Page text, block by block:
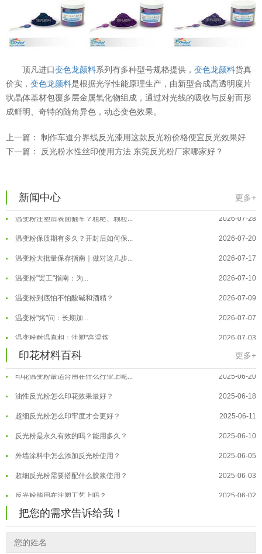
顶凡进口变色龙颜料系列有多种型号规格提供， 变色龙颜料货真
价实， 变色龙颜料是根据光学性能原理生产，由新型合成高透明度片
状晶体基材包覆多层金属氧化物组成，通过对光线的吸收与反射而形
成鲜明、奇特的随角异色，动态变色效果。
上一篇： 制作车道分界线反光漆用这款反光粉价格便宜反光效果好
下一篇：
反光粉水性丝印使用方法 东莞反光粉厂家哪家好？
新闻中心 更多+
温变粉适合做热变还是冷变？ 2026-08-04
温变粉保质期有多久？开封后如何保... 2026-07-20
温变粉大批量保存指南｜做对这几步... 2026-07-17
温变粉"罢工"指南：为... 2026-07-10
温变粉到底怕不怕酸碱和酒精？ 2026-07-09
温变粉"烤"问：长期加... 2026-07-07
温变粉耐温真相：注塑"高温炼... 2026-07-03
夜间安全卫士：丝印反光粉搭配全攻... 2026-01-20
温变粉可以做防伪标签、温变防伪吗... 2026-08-05
温变粉适合做热变还是冷变？ 2026-08-04
温变粉注塑后表面翻车？粗糙、颗粒... 2026-07-28
温变粉保质期有多久？开封后如何保... 2026-07-20
温变粉大批量保存指南｜做对这几步... 2026-07-17
温变粉"罢工"指南：为... 2026-07-10
温变粉到底怕不怕酸碱和酒精？ 2026-07-09
温变粉"烤"问：长期加...
温变粉耐温真相：注塑"高温炼... 2026-07-03
印花材料百科 更多+
温变粉丝印到底用多少目网版？这篇...
反光粉太久不用结块要怎么处理？ 2025-07-11
油性反光粉怎么印花效果最好？ 2025-06-18
超细反光粉怎么印牢度才会更好？ 2025-06-11
反光粉是永久有效的吗？能用多久？ 2025-06-10
外墙涂料中怎么添加反光粉使用？ 2025-06-05
超细反光粉需要搭配什么胶浆使用？ 2025-06-03
反光粉能用在注塑工艺上吗？ 2025-06-02
反光粉可以混合其他颜料一起使用吗...
温变粉丝印到底用多少目网版？这篇... 2026-06-11
反光粉太久不用结块要怎么处理？ 2025-07-11
把您的需求告诉给我！